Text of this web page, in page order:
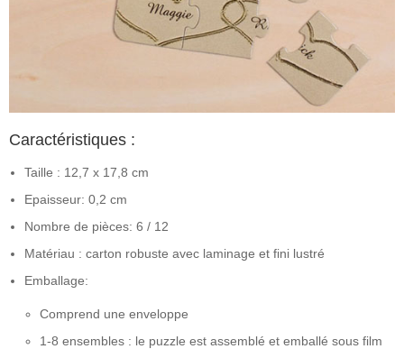
Caractéristiques :
Taille : 12,7 x 17,8 cm
Epaisseur: 0,2 cm
Nombre de pièces: 6 / 12
Matériau : carton robuste avec laminage et fini lustré
Emballage:
Comprend une enveloppe
1-8 ensembles : le puzzle est assemblé et emballé sous film